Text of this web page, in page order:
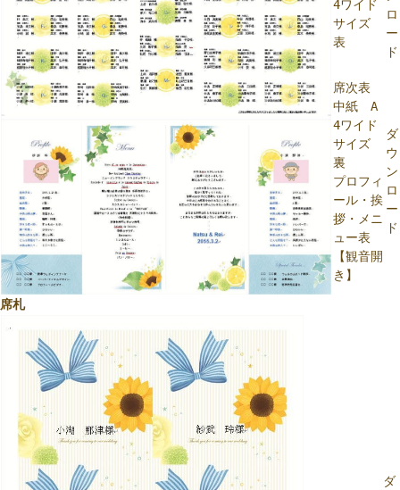
4ワイド
サイズ
表
ロ
ー
ド
席次表
中紙 A
4ワイド
サイズ
裏
プロフィ
ール・挨
拶・メニ
ュー表
【観音開
き】
ダ
ウ
ン
ロ
ー
ド
席札
ダ